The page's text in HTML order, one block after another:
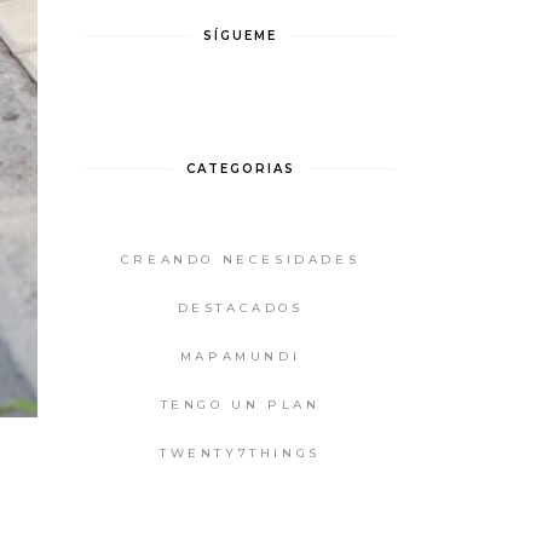
SÍGUEME
CATEGORIAS
CREANDO NECESIDADES
DESTACADOS
MAPAMUNDI
TENGO UN PLAN
TWENTY7THINGS